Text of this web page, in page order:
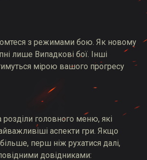
з режимами бою. Як новому
лише Випадкові бої. Інші
мірою вашого прогресу
розділи головного меню, які
аспекти гри. Якщо
перш ніж рухатися далі,
довідниками: